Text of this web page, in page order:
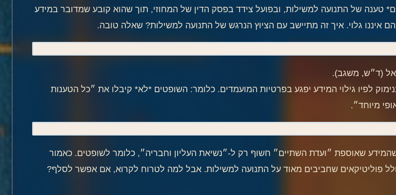
של התנועה למשילות, ובפועל צידד בפסק הדין של המחוזי, תוך שהוא קובע שמדובר במידע
איננו גלוי. איך זה מתיישב עם הציוץ הנרגש של התנועה למשילות? שאלה טובה.
(ד״ש, משגב).
לפיו גילוי המידע יפגע בפרטיות המועמדים. כלומר: השופטים *לא* קיבלו את ״כל הטענות
מיוחד״.
שאוספת ״ועדת השתיים״ חשוף רק ל-״נשיאת העליון וחבריה״, כלומר לשופטים. כאמור
פוליטיקאים שחביבים מאוד על התנועה למשילות. אבל למה לטרוח לקרוא, אם אפשר לסלף?